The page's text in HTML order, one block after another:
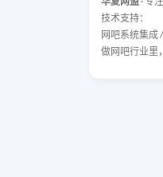
技术支持：
网吧系统集成
做网吧行业里